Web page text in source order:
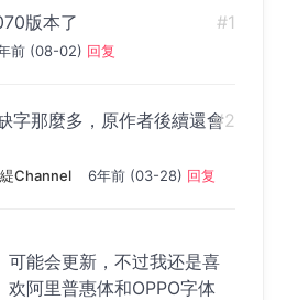
版本了
前 (08-02) 回复
#1
字那麼多，原作者後續還會
Channel 6年前 (03-28) 回复
#2
可能会更新，不过我还是喜
欢阿里普惠体和OPPO字体